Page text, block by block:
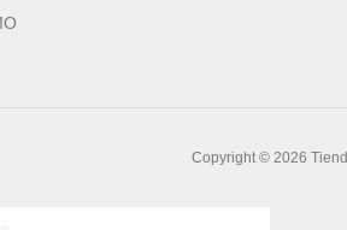
Copyright © 2026